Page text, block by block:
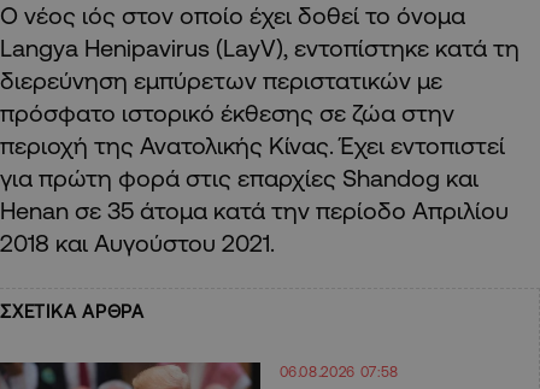
Ο νέος ιός στον οποίο έχει δοθεί το όνομα
Langya Henipavirus (LayV), εντοπίστηκε κατά τη
διερεύνηση εμπύρετων περιστατικών με
πρόσφατο ιστορικό έκθεσης σε ζώα στην
περιοχή της Ανατολικής Κίνας. Έχει εντοπιστεί
για πρώτη φορά στις επαρχίες Shandog και
Henan σε 35 άτομα κατά την περίοδο Απριλίου
2018 και Αυγούστου 2021.
ΣΧΕΤΙΚΑ ΑΡΘΡΑ
06.08.2026 07:58